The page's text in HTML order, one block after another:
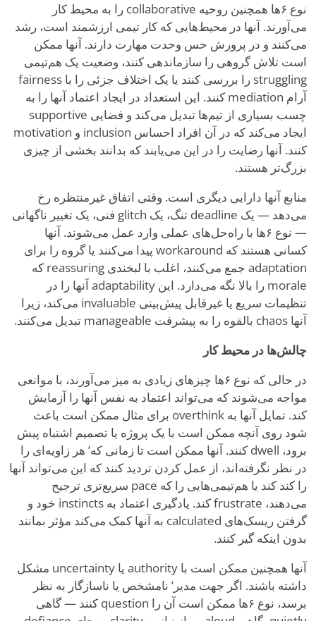
نوع ۶ها همچنین روحیه collaborative را به محیط کار
می‌آورند. آنها در محیط‌هایی که کار تیمی ارزشمند است، رشد
می‌کنند و در پرورش حس وحدت مهارت دارند. آنها ممکن
است تلاش گروهی را سازماندهی کنند، وضعیت یک هم‌تیمی
struggling را بررسی کنند یا یک اختلاف جزئی را با fairness
آرام mediation کنند. این استعداد در ایجاد اعتماد آنها را به
چسب بسیاری از تیم‌ها تبدیل می‌کند و فضایی supportive
ایجاد می‌کند که در آن افراد احساس inclusion و motivation
کنند. آنها رضایت را در این می‌یابند که بدانند بخشی از چیزی
بزرگ‌تر هستند.
منابع آنها دارایی دیگری است. وقتی اتفاق غیرمنتظره رخ
می‌دهد — یک deadline تنگ، یک glitch فنی، یک تغییر ناگهانی
— نوع ۶ها با راه‌حل‌های عملی وارد عمل می‌شوند. آنها
کسانی هستند که workaround پیدا می‌کنند یا گروه را برای
adaptation جمع می‌کنند، اغلب با لبخندی reassuring که
morale را بالا نگه می‌دارد. این adaptability آنها را در
تنظیمات سریع یا غیرقابل پیش‌بینی invaluable می‌کند، زیرا
آنها chaos بالقوه را به پیشرفت manageable تبدیل می‌کنند.
چالش‌ها در محیط کار
در حالی که نوع ۶ها چیزهای زیادی به میز می‌آورند، با موانعی
مواجه می‌شوند که می‌تواند اعتماد به نفس آنها را آزمایش
کند. تمایل آنها به overthink برای مثال ممکن است باعث
شود روی آنچه ممکن است با یک پروژه یا تصمیم اشتباه پیش
برود، dwell کنند. آنها ممکن است تا زمانی که
’ هر زاویه‌ای را
در نظر نگرفته‌اند، از عمل کردن تردید کنند که این می‌تواند آنها
را کند کند یا هم‌تیمی‌هایی را که pace سریع‌تری ترجیح
می‌دهند، frustrate کند. یادگیری اعتماد به instincts خود و
گرفتن ریسک‌های calculated به آنها کمک می‌کند مؤثر بمانند
بدون اینکه گیر کنند.
آنها همچنین ممکن است با authority یا uncertainty مشکل
داشته باشند. اگر جهت مدیر ’ نامشخص یا ناسازگار به نظر
برسد، نوع ۶ها ممکن است آن را question کنند — گاهی